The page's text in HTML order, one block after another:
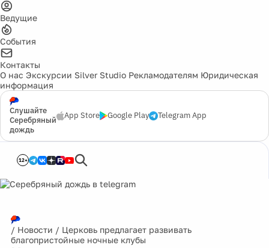
Ведущие
События
Контакты
О нас Экскурсии Silver Studio Рекламодателям Юридическая
информация
Слушайте
Серебряный
дождь
App Store Google Play Telegram App
12+
/ Новости / Церковь предлагает развивать
благопристойные ночные клубы